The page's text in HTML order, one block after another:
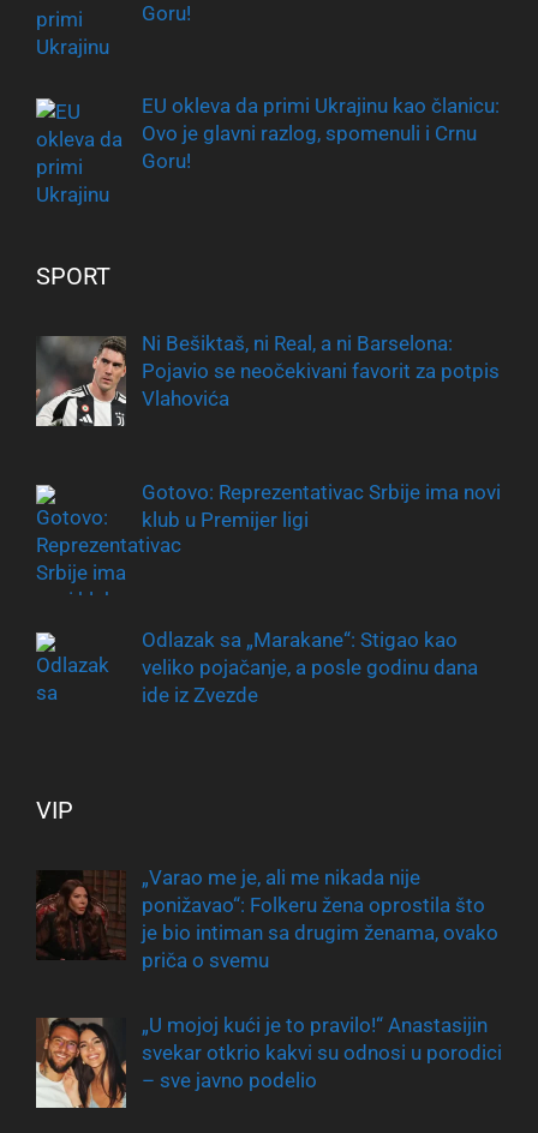
Goru!
EU okleva da primi Ukrajinu kao članicu:
Ovo je glavni razlog, spomenuli i Crnu
Goru!
SPORT
Ni Bešiktaš, ni Real, a ni Barselona:
Pojavio se neočekivani favorit za potpis
Vlahovića
Gotovo: Reprezentativac Srbije ima novi
klub u Premijer ligi
Odlazak sa „Marakane“: Stigao kao
veliko pojačanje, a posle godinu dana
ide iz Zvezde
VIP
„Varao me je, ali me nikada nije
ponižavao“: Folkeru žena oprostila što
je bio intiman sa drugim ženama, ovako
priča o svemu
„U mojoj kući je to pravilo!“ Anastasijin
svekar otkrio kakvi su odnosi u porodici
– sve javno podelio